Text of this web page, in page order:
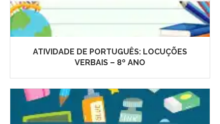
ATIVIDADE DE PORTUGUÊS: LOCUÇÕES
VERBAIS – 8º ANO